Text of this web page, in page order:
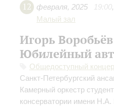
12 февраля, 2025 19:00,
Малый зал
Игорь Воробьёв
Юбилейный
Общедоступный
Санкт-Петербургский
Камерный оркестр
консерватории имени Н.А.